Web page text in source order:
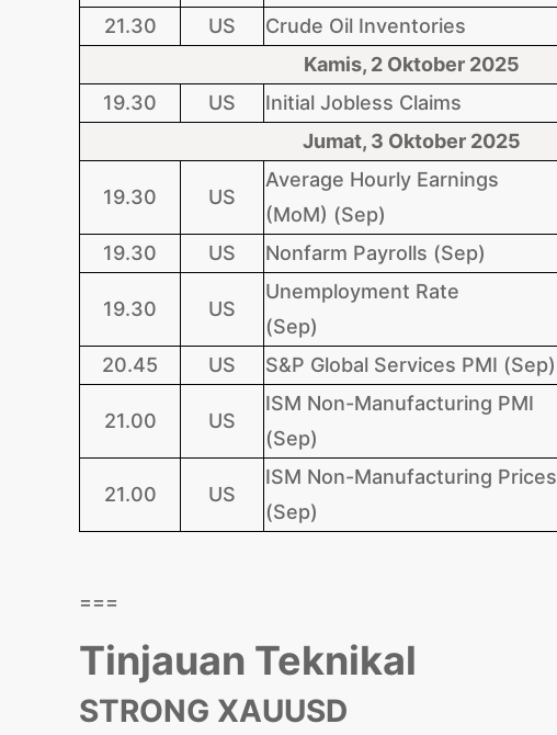
21.30 US Crude Oil Inventories
Kamis, 2 Oktober 2025
19.30
US Initial Jobless Claims
Jumat, 3 Oktober 2025
19.30 US
Average Hourly Earnings
(MoM) (Sep)
19.30 US Nonfarm Payrolls (Sep)
19.30 US
Unemployment Rate
(Sep)
20.45 US S&P Global Services PMI (Sep)
21.00 US
ISM Non-Manufacturing PMI
(Sep)
21.00 US
ISM Non-Manufacturing Prices
(Sep)
===
Tinjauan Teknikal
STRONG XAUUSD